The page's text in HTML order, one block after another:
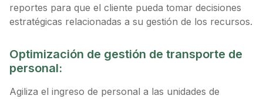
reportes para que el cliente pueda tomar decisiones
estratégicas relacionadas a su gestión de los recursos.
Optimización de gestión de transporte de
personal:
Agiliza el ingreso de personal a las unidades de